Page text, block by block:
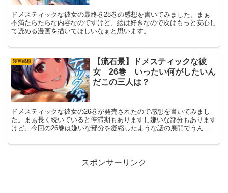
ドメスティックな彼女の最終巻28巻の感想を書いてみました。まぁ
不満たらたらな内容なのですけど、絵は好きなので次はもっと安心し
て読める漫画を描いてほしいなぁと思います。
漫画感想
【流石景】ドメスティックな彼
女 26巻 いったい何がしたいん
だこの三人は？
ドメスティックな彼女の26巻が発売されたので感想を書いてみまし
た。まぁ長く続いていると停滞期もありますし嫌いな部分もあります
けど、今回の26巻は嫌いな部分を凝縮したような話の展開でうんざ
スポンサーリンク